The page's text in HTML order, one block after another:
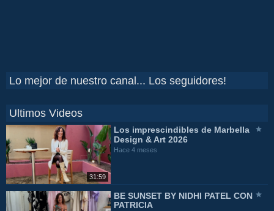
Lo mejor de nuestro canal... Los seguidores!
Ultimos Videos
31:59
Los imprescindibles de Marbella
Design & Art 2026
Hace 4 meses
BE SUNSET BY NIDHI PATEL CON
PATRICIA